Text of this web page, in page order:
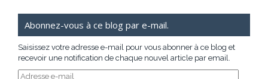
Abonnez-vous à ce blog par e-mail.
Saisissez votre adresse e-mail pour vous abonner à ce blog et
recevoir une notification de chaque nouvel article par email.
Adresse